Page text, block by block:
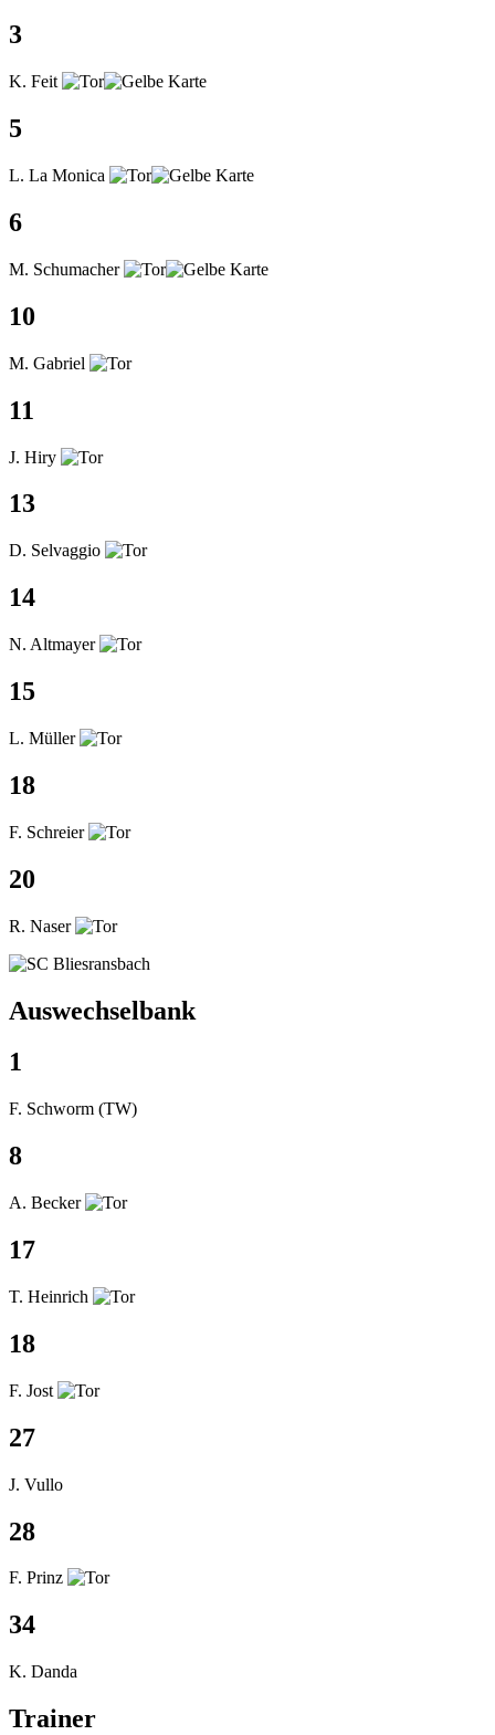
3
K. Feit
5
L. La Monica
6
M. Schumacher
10
M. Gabriel
11
J. Hiry
13
D. Selvaggio
14
N. Altmayer
15
L. Müller
18
F. Schreier
20
R. Naser
Auswechselbank
1
F. Schworm (TW)
8
A. Becker
17
T. Heinrich
18
F. Jost
27
J. Vullo
28
F. Prinz
34
K. Danda
Trainer